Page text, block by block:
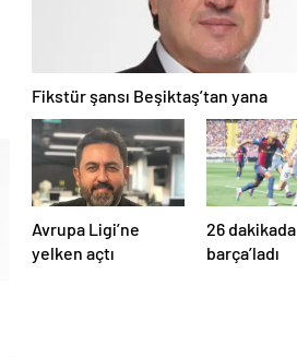
Fikstür şansı Beşiktaş’tan yana
Avrupa Ligi’ne
yelken açtı
26 dakikada
barça’ladı